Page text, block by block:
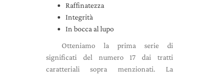
Raffinatezza
Integrità
In bocca al lupo
Otteniamo la prima serie di
significati del numero 17 dai tratti
caratteriali sopra menzionati. La